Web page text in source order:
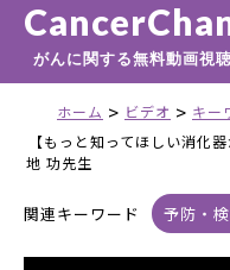
がんに関する無料動画視
ホーム > ビデオ > キー
【もっと知ってほしい消化
地 功先生
関連キーワード 予防・